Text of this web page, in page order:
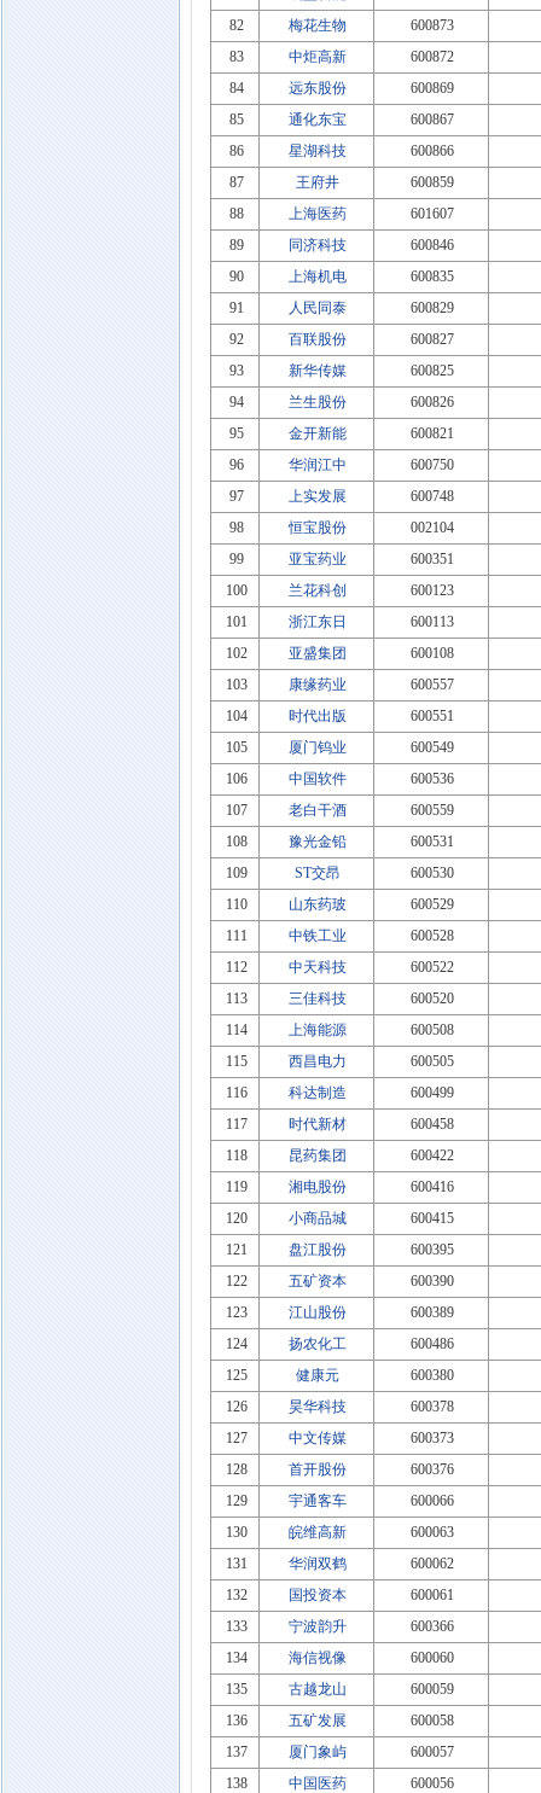
82
梅花生物
600873
83
中炬高新
600872
84
远东股份
600869
85
通化东宝
600867
86
星湖科技
600866
87
王府井
600859
88
上海医药
601607
89
同济科技
600846
90
上海机电
600835
91
人民同泰
600829
92
百联股份
600827
93
新华传媒
600825
94
兰生股份
600826
95
金开新能
600821
96
华润江中
600750
97
上实发展
600748
98
恒宝股份
002104
99
亚宝药业
600351
100
兰花科创
600123
101
浙江东日
600113
102
亚盛集团
600108
103
康缘药业
600557
104
时代出版
600551
105
厦门钨业
600549
106
中国软件
600536
107
老白干酒
600559
108
豫光金铅
600531
109
ST交昂
600530
110
山东药玻
600529
111
中铁工业
600528
112
中天科技
600522
113
三佳科技
600520
114
上海能源
600508
115
西昌电力
600505
116
科达制造
600499
117
时代新材
600458
118
昆药集团
600422
119
湘电股份
600416
120
小商品城
600415
121
盘江股份
600395
122
五矿资本
600390
123
江山股份
600389
124
扬农化工
600486
125
健康元
600380
126
昊华科技
600378
127
中文传媒
600373
128
首开股份
600376
129
宇通客车
600066
130
皖维高新
600063
131
华润双鹤
600062
132
国投资本
600061
133
宁波韵升
600366
134
海信视像
600060
135
古越龙山
600059
136
五矿发展
600058
137
厦门象屿
600057
138
中国医药
600056